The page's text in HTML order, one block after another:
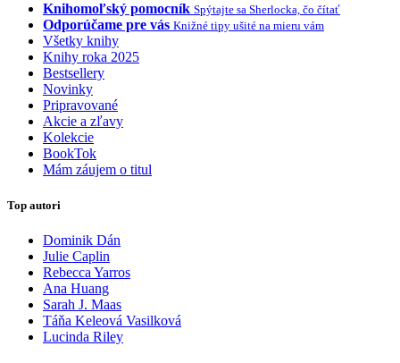
Knihomoľský pomocník Spýtajte sa Sherlocka, čo čítať
Odporúčame pre vás Knižné tipy ušité na mieru vám
Všetky knihy
Knihy roka 2025
Bestsellery
Novinky
Pripravované
Akcie a zľavy
Kolekcie
BookTok
Mám záujem o titul
Top autori
Dominik Dán
Julie Caplin
Rebecca Yarros
Ana Huang
Sarah J. Maas
Táňa Keleová Vasilková
Lucinda Riley